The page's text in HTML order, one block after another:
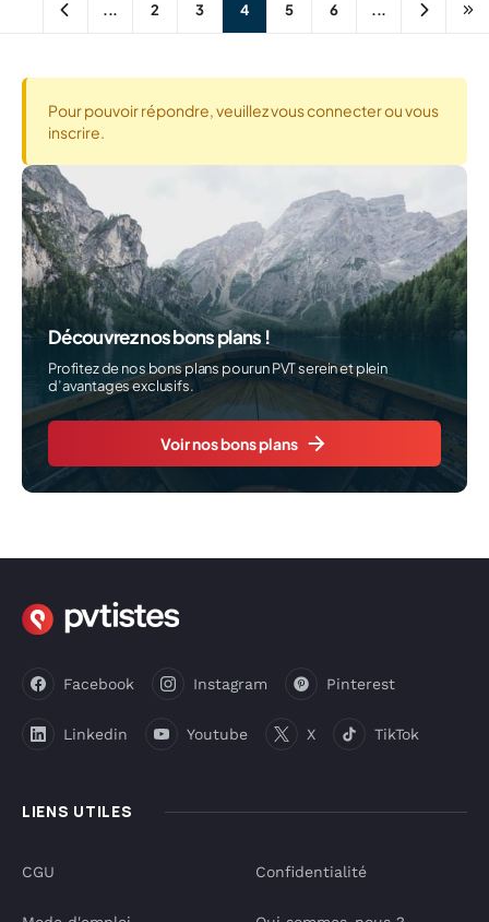
... 2 3 4 5 6 ...
Pour pouvoir répondre, veuillez vous connecter ou vous
inscrire.
Découvrez nos bons plans !
Profitez de nos bons plans pour un PVT serein et plein
d’avantages exclusifs.
Voir nos bons plans
LIENS UTILES
Facebook Instagram Pinterest
Linkedin Youtube X TikTok
CGU Confidentialité